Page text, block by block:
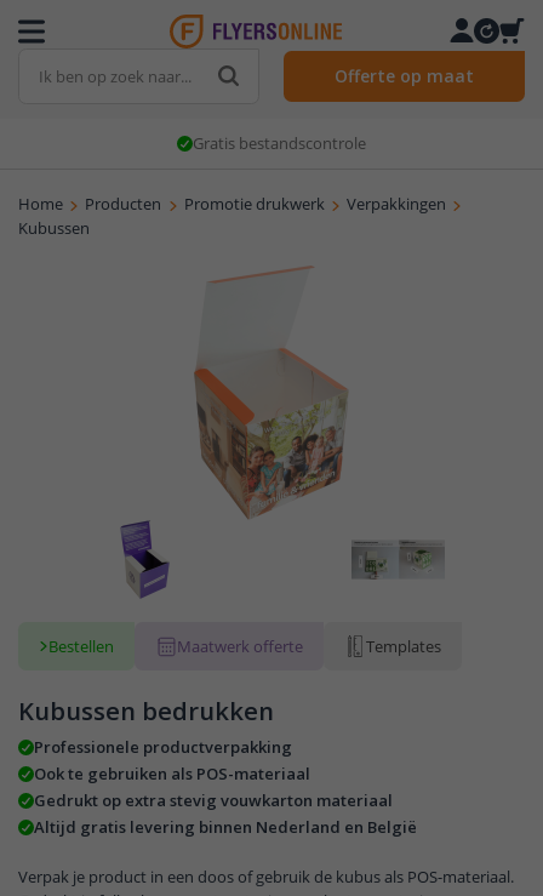
Offerte op maat
Gratis bestandscontrole
Home Producten Promotie drukwerk
Verpakkingen
Kubussen
Kubussen bedrukken
Verpak je product in een doos of gebruik de kubus als POS-materiaal.
Professionele productverpakking
Ook te gebruiken als POS-materiaal
Gedrukt op extra stevig vouwkarton materiaal
Altijd gratis levering binnen Nederland en België
Bestellen Maatwerk offerte Templates